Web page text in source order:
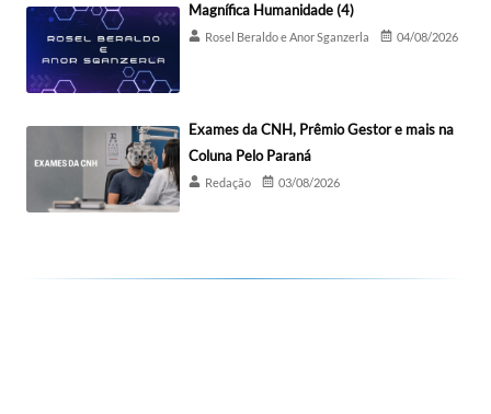
Magnífica Humanidade (4)
Rosel Beraldo e Anor Sganzerla 04/08/2026
Exames da CNH, Prêmio Gestor e mais na
Coluna Pelo Paraná
Redação 03/08/2026